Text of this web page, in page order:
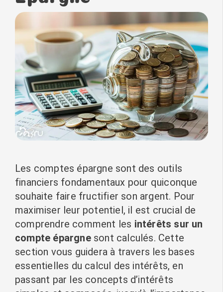
Les comptes épargne sont des outils
financiers fondamentaux pour quiconque
souhaite faire fructifier son argent. Pour
maximiser leur potentiel, il est crucial de
comprendre comment les intérêts sur un
compte épargnesont calculés. Cette
section vous guidera à travers les bases
essentielles du calcul des intérêts, en
passant par les concepts d’intérêts